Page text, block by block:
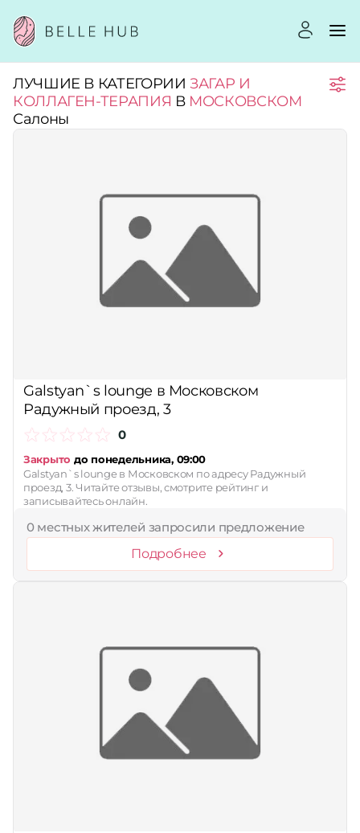
Город:
ЛУЧШИЕ В КАТЕГОРИИЗАГАР И
КОЛЛАГЕН-ТЕРАПИЯ В МОСКОВСКОМ
Салоны
Galstyan`s lounge в Московском
Радужный проезд, 3
0
Закрыто до понедельника, 09:00
Galstyan`s lounge в Московском по адресу Радужный
проезд, 3. Читайте отзывы, смотрите рейтинг и
записывайтесь онлайн.
0 местных жителей запросили предложение
Подробнее